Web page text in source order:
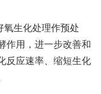
生化处理作预处
作用，进一步改善和
反应速率、缩短生化